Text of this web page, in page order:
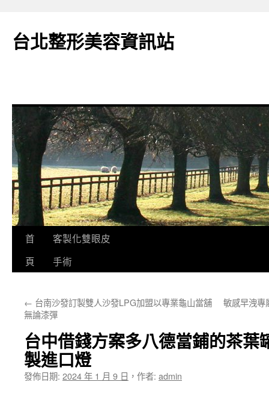
台北整形美容資訊站
跳
要
容
首
頁
客製化雙眼皮
手術
← 台南沙發訂製雙人沙發LPG加盟以專業龜山當舖
無論漆彈
敏感早洩專
台中借錢方案多八德當鋪的茶葉
製進口燈
發佈日期: 2024 年 1 月 9 日 ， 作者: admin